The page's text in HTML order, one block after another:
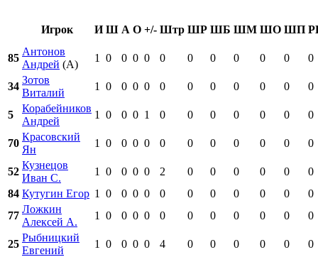
Игрок И Ш А О +/- Штр ШР ШБ ШМ ШО ШП
85
Антонов
Андрей (А)
1 0 0 0 0 0 0 0 0 0 0 0
34
Зотов
Виталий
1 0 0 0 0 0 0 0 0 0 0 0
5
Корабейников
Андрей
1 0 0 0 1 0 0 0 0 0 0 0
70
Красовский
Ян
1 0 0 0 0 0 0 0 0 0 0 0
52
Кузнецов
Иван С.
1 0 0 0 0 2 0 0 0 0 0
0
84 Кутугин Егор 1 0 0 0 0 0 0 0 0 0 0
0
77
Ложкин
Алексей А.
1 0 0 0 0 0 0 0 0 0 0 0
25
Рыбницкий
Евгений
1 0 0 0 0 4 0 0 0 0 0 0